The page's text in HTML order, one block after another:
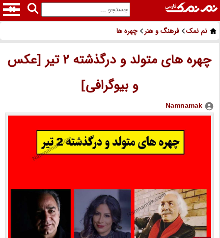
نم نمک فرهنگ و هنر چهره ها
چهره های متولد و درگذشته 2 تیر [عکس
و بیوگرافی]
Namnamak